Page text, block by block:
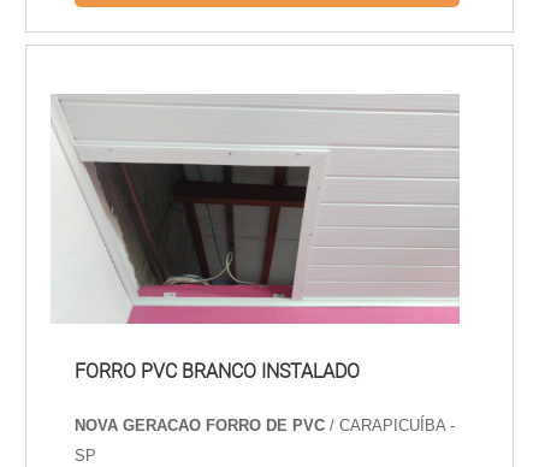
permitindo que você crie um ambiente
Cerejeira é a escolha ideal para quem
deseja um acabamento de qualidade e
durabilidade.
FORRO PVC BRANCO INSTALADO
NOVA GERACAO FORRO DE PVC/ CARAPICUÍBA -
SP